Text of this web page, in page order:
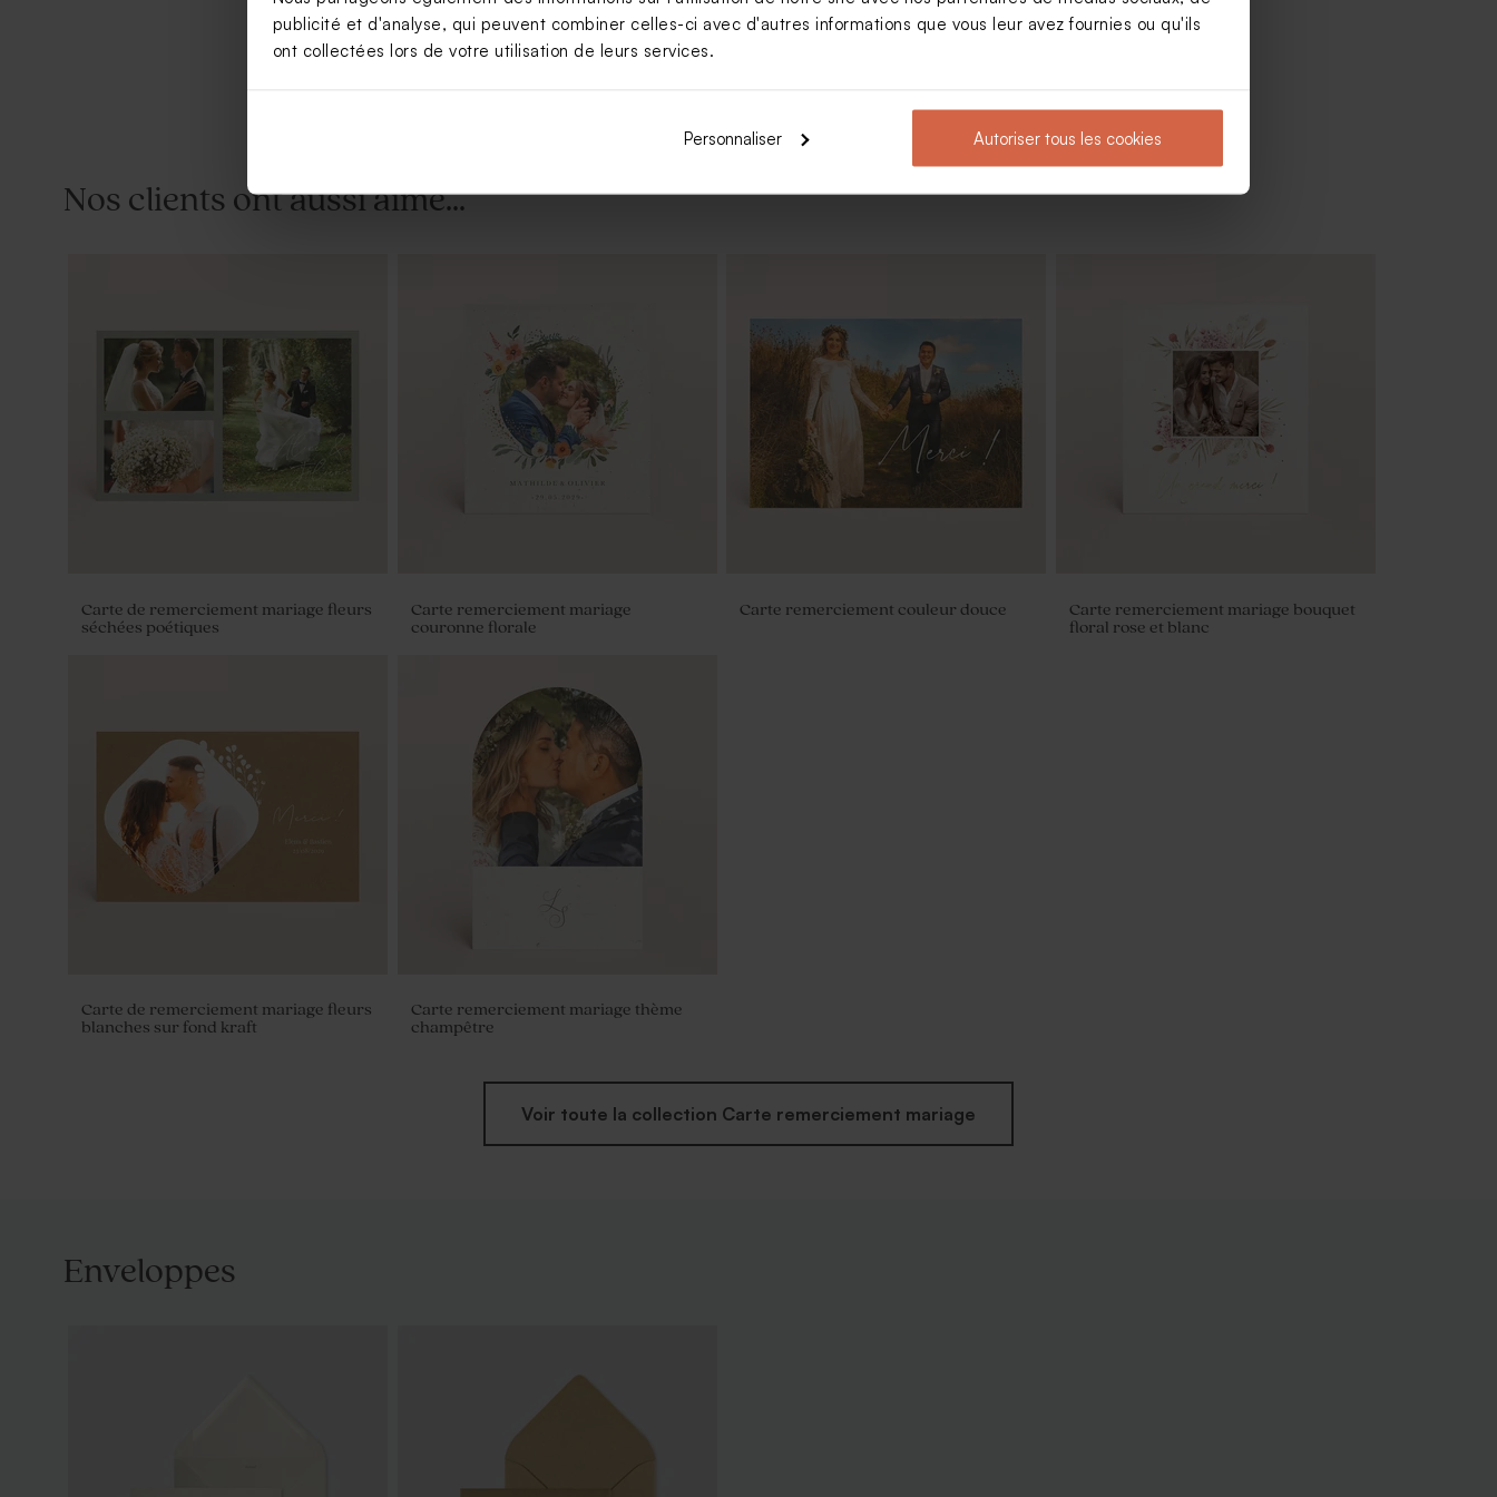
publicité et d'analyse, qui peuvent combiner celles-ci avec d'autres informations que vous leur avez fournies ou qu'ils
ont collectées lors de votre utilisation de leurs services.
Personnaliser Autoriser tous les cookies
Save the date mariage fleurs
eucalyptus et dorure
Livret de messe mariage branche
d'eucalyptus
Marque place mariage fleurs
Rond de serviette mariage branche
Serviette personnalisée original
Savon artisanal mariage senteur
Nos clients ont aussi aimé...
Carte de remerciement mariage fleurs
séchées poétiques
Carte remerciement mariage
couronne florale
Carte remerciement couleur douce
Carte remerciement mariage bouquet
floral rose et blanc
Carte de remerciement mariage fleurs
blanches sur fond kraft
Carte remerciement mariage thème
champêtre
Voir toute la collection Carte remerciement mariage
Enveloppes